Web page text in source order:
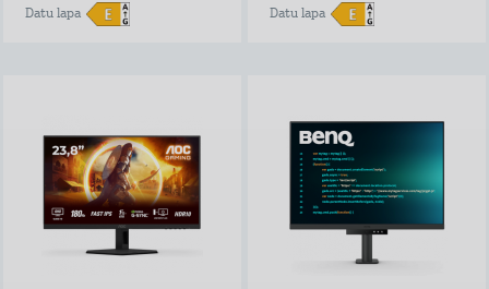
Datu lapa Datu lapa